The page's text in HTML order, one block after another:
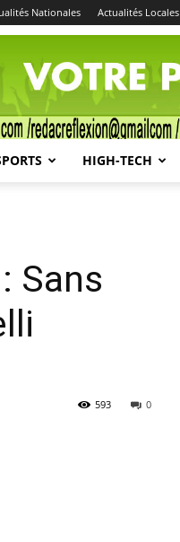
Nationales Actualités Locales
HIGH-TECH
Sans
0
593